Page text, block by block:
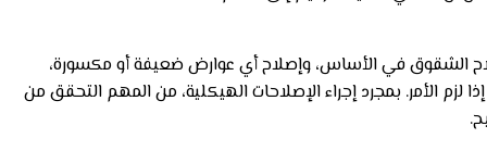
الشقوق في الأساس، وإصلاح أي عوارض ضعيفة أو مكسورة،
الأمر. بمجرد إجراء الإصلاحات الهيكلية، من المهم التحقق من